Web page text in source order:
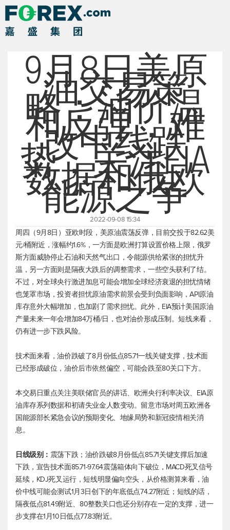
9月8日美原
油交易策
略：油价温
和反弹，难
改中线跌
势，关注EIA
数据和俄欧
能源之争
2022-09-08 15:34
周四（9月8日）亚欧时段， 美原油震荡反弹，目前交投于82.62美
元/桶附近，涨幅约1.6%，一方面是欧洲打算设置价格上限，俄罗
斯方面威胁停止石油和天然气出口，令能源供给紧张的担忧升
温，另一方面则是隔夜大跌后的调整需求，一些空头获利了结。
不过，对全球央行激进加息可能会增加全球经济衰退的担忧情绪
也笼罩市场，投资者担忧原油需求前景会受到负面影响，API原油
库存意外大幅增加，也加剧了需求担忧。此外，EIA预计美国原油
产量未来一年会增加84万桶/日，也对油价形成压制。短线来看，
仍有进一步下跌风险。
技术面来看，油价跌破了8月份低点85.71一线关键支撑，技术面
已经形成破位，油价后市依然偏空，可能会跌至80关口下方。
本交易日重点关注美联储官员的讲话、欧洲央行利率决议、EIA原
油库存系列数据和初请失业金人数变动。留意市场对周五欧洲各
国能源部长紧急会议的预期变化、地缘局势和新冠疫情相关消
息。
日线级别： 震荡下跌；油价跌破8月份低点85.71关键支撑后加速
下跌，宣告技术面85.71-97.64震荡箱体向下破位，MACD死叉信号
延续，KDJ死叉运行，短线明显偏向空头，从价格测算来看，油
价中线可能会测试1月3日创下的年底低点74.27附近；短线的话，
隔夜低点81.49附近、80整数关口也还分别存在一定的支撑，进一
步支撑在1月10日低点77.83附近。